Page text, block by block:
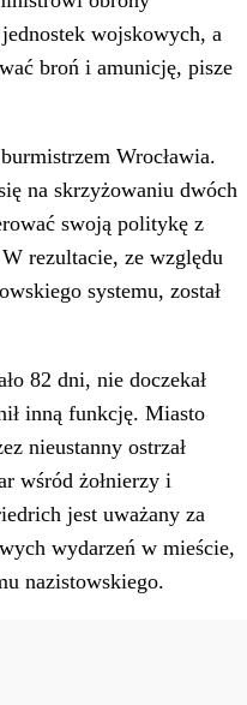
wojskowych, a
broń i amunicję, pisze
Wrocławia.
na skrzyżowaniu dwóch
swoją politykę z
rezultacie, ze względu
systemu, został
82 dni, nie doczekał
inną funkcję. Miasto
nieustanny ostrzał
wśród żołnierzy i
jest uważany za
wydarzeń w mieście,
nazistowskiego.